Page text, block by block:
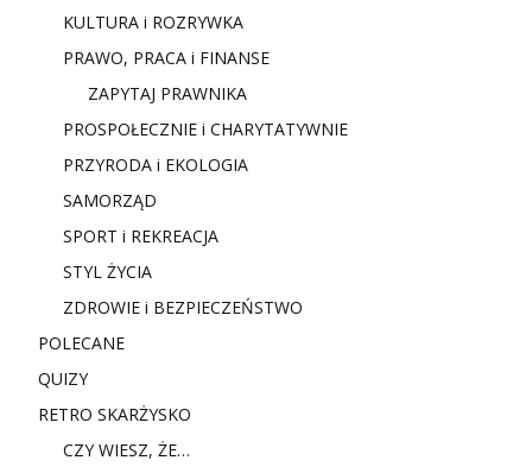
KULTURA i ROZRYWKA
PRAWO, PRACA i FINANSE
ZAPYTAJ PRAWNIKA
PROSPOŁECZNIE i CHARYTATYWNIE
PRZYRODA i EKOLOGIA
SAMORZĄD
SPORT i REKREACJA
STYL ŻYCIA
ZDROWIE i BEZPIECZEŃSTWO
POLECANE
QUIZY
RETRO SKARŻYSKO
CZY WIESZ, ŻE…